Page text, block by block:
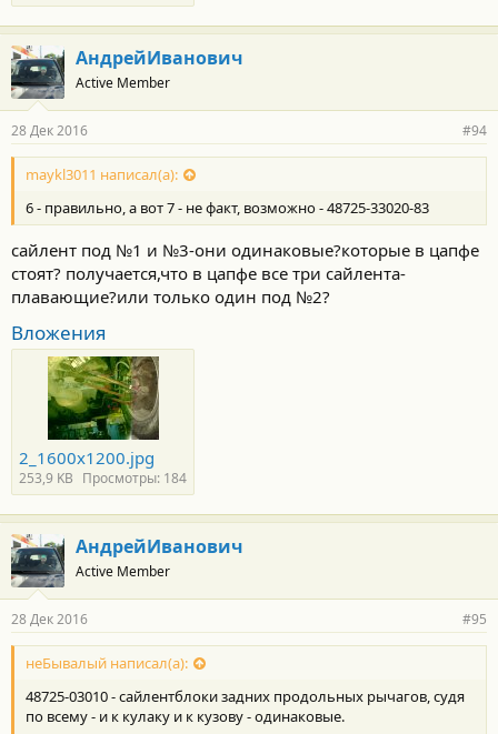
АндрейИванович
Active Member
28 Дек 2016 #94
maykl3011 написал(а):
6 - правильно, а вот 7 - не факт, возможно - 48725-33020-83
сайлент под №1 и №3-они одинаковые?которые в цапфе
стоят? получается,что в цапфе все три сайлента-
плавающие?или только один под №2?
Вложения
2_1600x1200.jpg
253,9 KB Просмотры: 184
АндрейИванович
Active Member
28 Дек 2016 #95
неБывалый написал(а):
48725-03010 - сайлентблоки задних продольных рычагов, судя
по всему - и к кулаку и к кузову - одинаковые.